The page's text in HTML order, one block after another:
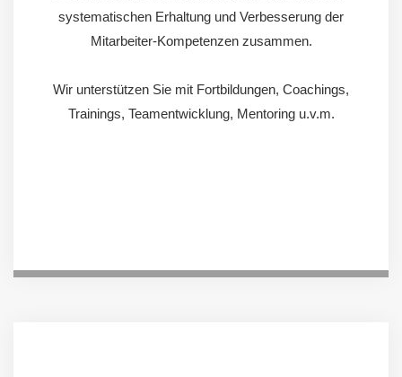
systematischen Erhaltung und Verbesserung der
Mitarbeiter-Kompetenzen zusammen.
Wir unterstützen Sie mit Fortbildungen, Coachings,
Trainings, Teamentwicklung, Mentoring u.v.m.